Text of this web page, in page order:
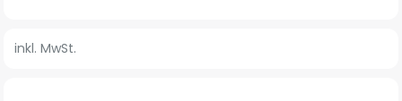
springen
inkl. MwSt.